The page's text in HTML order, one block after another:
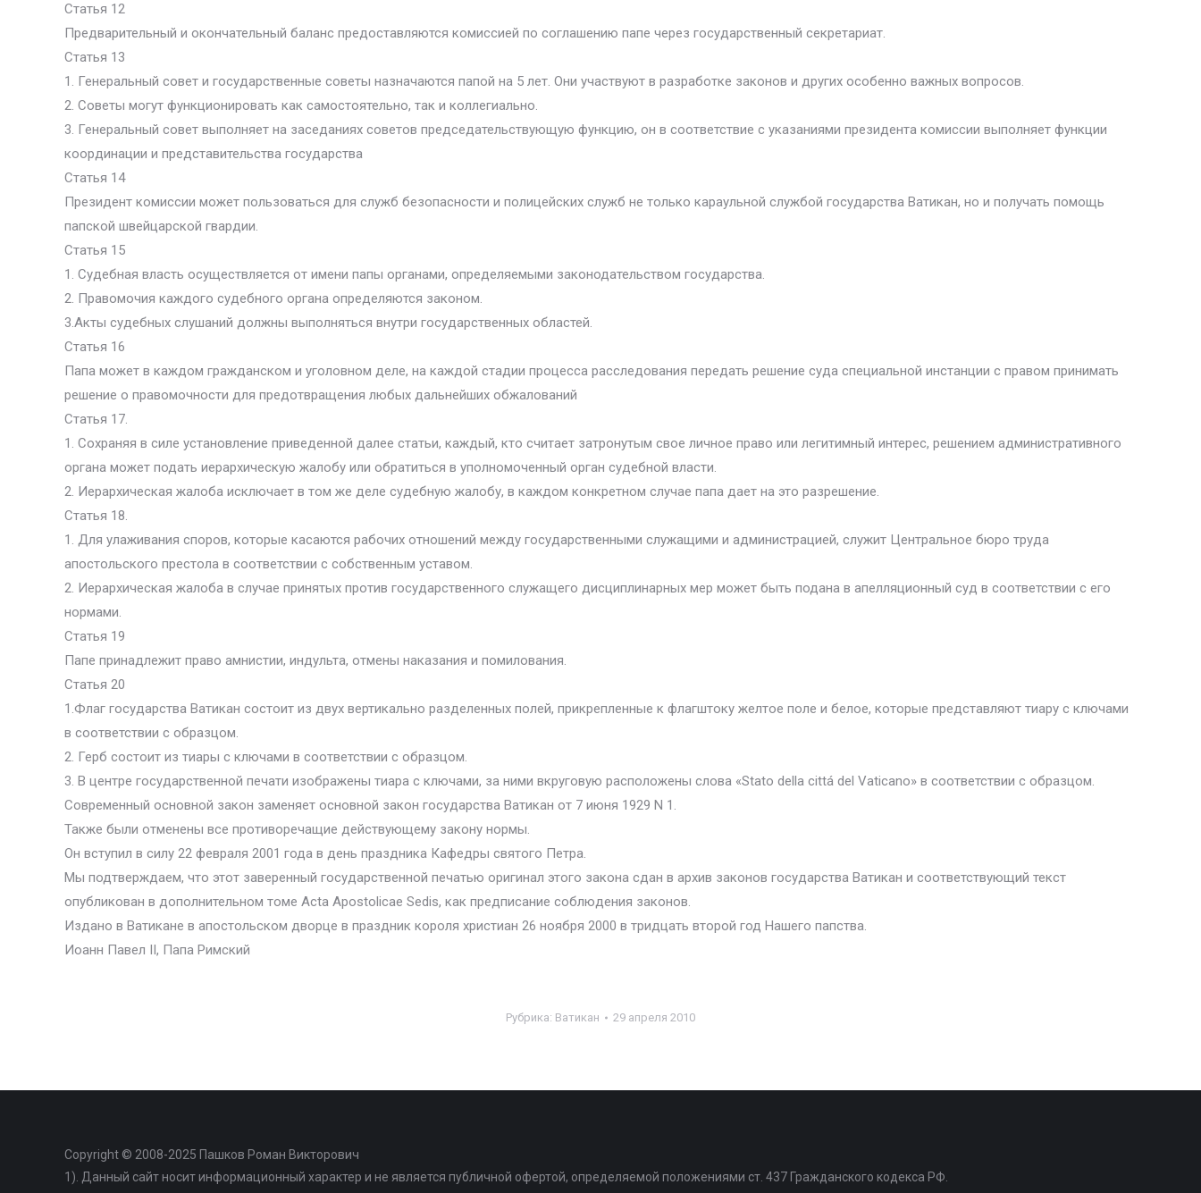
Статья 12
Предварительный и окончательный баланс предоставляются комиссией по соглашению папе через государственный секретариат.
Статья 13
1. Генеральный совет и государственные советы назначаются папой на 5 лет. Они участвуют в разработке законов и других особенно важных вопросов.
2. Советы могут функционировать как самостоятельно, так и коллегиально.
3. Генеральный совет выполняет на заседаниях советов председательствующую функцию, он в соответствие с указаниями президента комиссии выполняет функции
координации и представительства государства
Статья 14
Президент комиссии может пользоваться для служб безопасности и полицейских служб не только караульной службой государства Ватикан, но и получать помощь
папской швейцарской гвардии.
Статья 15
1. Судебная власть осуществляется от имени папы органами, определяемыми законодательством государства.
2. Правомочия каждого судебного органа определяются законом.
3.Акты судебных слушаний должны выполняться внутри государственных областей.
Статья 16
Папа может в каждом гражданском и уголовном деле, на каждой стадии процесса расследования передать решение суда специальной инстанции c правом принимать
решение о правомочности для предотвращения любых дальнейших обжалований
Статья 17.
1. Сохраняя в силе установление приведенной далее статьи, каждый, кто считает затронутым свое личное право или легитимный интерес, решением административного
органа может подать иерархическую жалобу или обратиться в уполномоченный орган судебной власти.
2. Иерархическая жалоба исключает в том же деле судебную жалобу, в каждом конкретном случае папа дает на это разрешение.
Статья 18.
1. Для улаживания споров, которые касаются рабочих отношений между государственными служащими и администрацией, служит Центральное бюро труда
апостольского престола в соответствии с собственным уставом.
2. Иерархическая жалоба в случае принятых против государственного служащего дисциплинарных мер может быть подана в апелляционный суд в соответствии с его
нормами.
Статья 19
Папе принадлежит право амнистии, индульта, отмены наказания и помилования.
Статья 20
1.Флаг государства Ватикан состоит из двух вертикально разделенных полей, прикрепленные к флагштоку желтое поле и белое, которые представляют тиару с ключами
в соответствии с образцом.
2. Герб состоит из тиары с ключами в соответствии с образцом.
3. В центре государственной печати изображены тиара с ключами, за ними вкруговую расположены слова «Stato della cittá del Vaticano» в соответствии с образцом.
Современный основной закон заменяет основной закон государства Ватикан от 7 июня 1929 N 1.
Также были отменены все противоречащие действующему закону нормы.
Он вступил в силу 22 февраля 2001 года в день праздника Кафедры святого Петра.
Мы подтверждаем, что этот заверенный государственной печатью оригинал этого закона сдан в архив законов государства Ватикан и соответствующий текст
опубликован в дополнительном томе Асta Apostolicae Sedis, как предписание соблюдения законов.
Издано в Ватикане в апостольском дворце в праздник короля христиан 26 ноября 2000 в тридцать второй год Нашего папства.
Иоанн Павел II, Папа Римский
Рубрика: Ватикан 29 апреля 2010
Copyright © 2008-2025 Пашков Роман Викторович
1). Данный сайт носит информационный характер и не является публичной офертой, определяемой положениями ст. 437 Гражданского кодекса РФ.